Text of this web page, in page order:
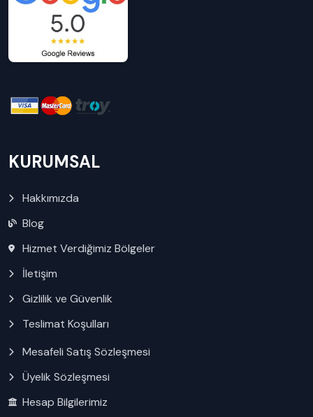
KURUMSAL
Hakkımızda
Blog
Hizmet Verdiğimiz Bölgeler
İletişim
Gizlilik ve Güvenlik
Teslimat Koşulları
Mesafeli Satış Sözleşmesi
Üyelik Sözleşmesi
Hesap Bilgilerimiz